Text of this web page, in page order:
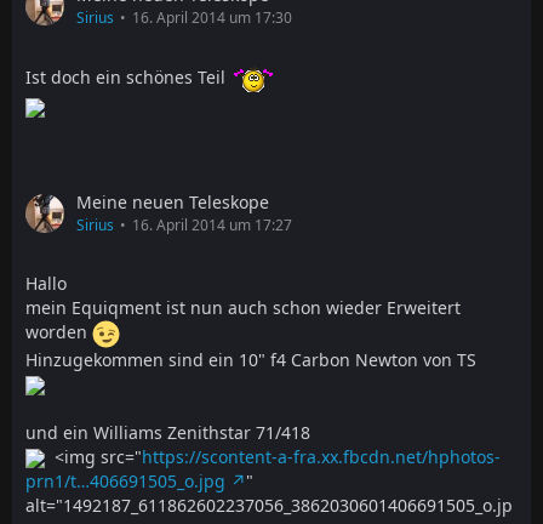
Sirius 16. April 2014 um 17:30
Ist doch ein schönes Teil
Meine neuen Teleskope
Sirius 16. April 2014 um 17:27
Hallo
mein Equiqment ist nun auch schon wieder Erweitert
worden
Hinzugekommen sind ein 10" f4 Carbon Newton von TS
und ein Williams Zenithstar 71/418
<img src="https://scontent-a-fra.xx.fbcdn.net/hphotos-
prn1/t…406691505_o.jpg
"
alt="1492187_611862602237056_3862030601406691505_o.jp